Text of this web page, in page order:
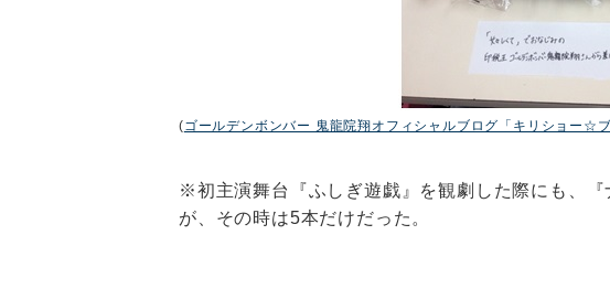
(ゴールデンボンバー 鬼龍院翔オフィシャルブログ「キリショー☆ブ
※初主演舞台『ふしぎ遊戯』を観劇した際にも、
が、その時は5本だけだった。